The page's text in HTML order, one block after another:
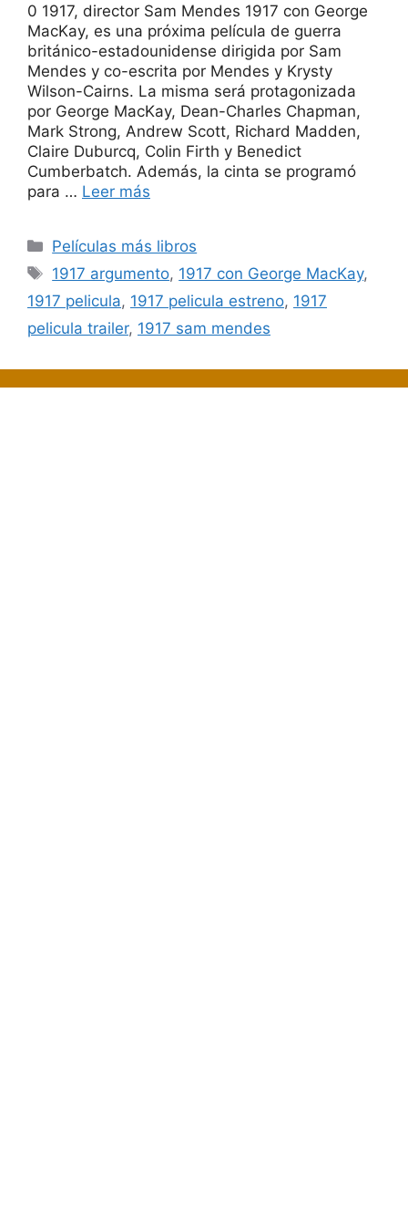
0 1917, director Sam Mendes 1917 con George
MacKay, es una próxima película de guerra
británico-estadounidense dirigida por Sam
Mendes y co-escrita por Mendes y Krysty
Wilson-Cairns. La misma será protagonizada
por George MacKay, Dean-Charles Chapman,
Mark Strong, Andrew Scott, Richard Madden,
Claire Duburcq, Colin Firth y Benedict
Cumberbatch. Además, la cinta se programó
para … Leer más
Categorías
Películas más libros
Etiquetas
1917 argumento, 1917 con George MacKay,
1917 pelicula, 1917 pelicula estreno, 1917
pelicula trailer, 1917 sam mendes